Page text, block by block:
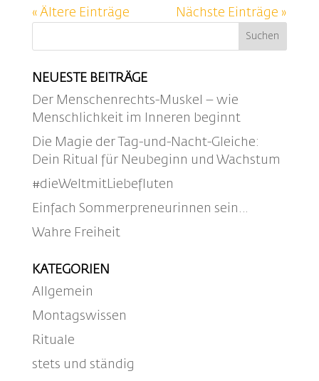
« Ältere Einträge Nächste Einträge »
NEUESTE BEITRÄGE
Der Menschenrechts-Muskel – wie
Menschlichkeit im Inneren beginnt
Die Magie der Tag-und-Nacht-Gleiche:
Dein Ritual für Neubeginn und Wachstum
#dieWeltmitLiebefluten
Einfach Sommerpreneurinnen sein…
Wahre Freiheit
KATEGORIEN
Allgemein
Montagswissen
Rituale
stets und ständig